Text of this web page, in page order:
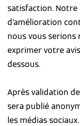
satisfaction.
d’amélioration
nous vous
exprimer votre
dessous.
Après validation
sera publié
les médias sociaux.